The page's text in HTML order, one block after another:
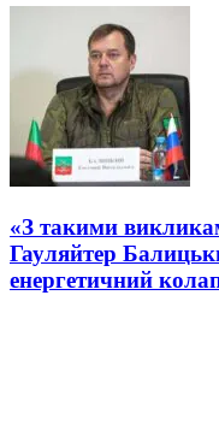
«З такими
Гауляйтер
енергетичний